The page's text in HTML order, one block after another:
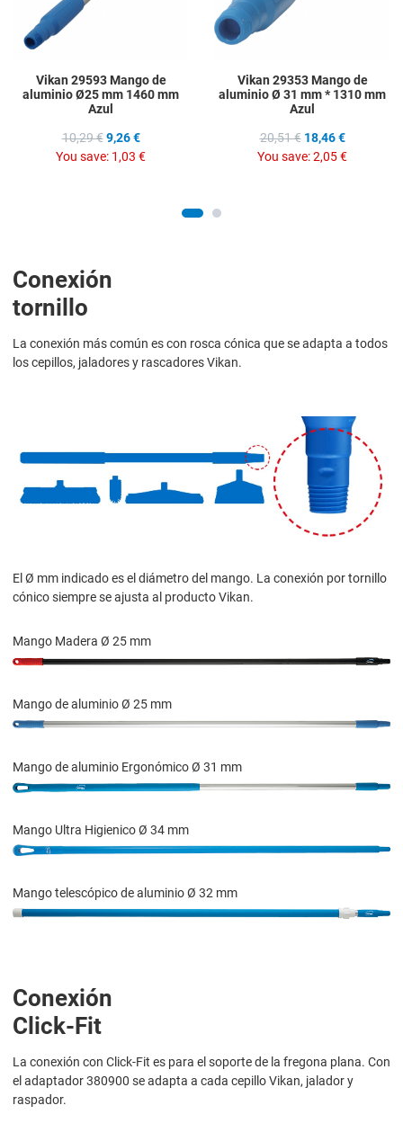
Vikan 29593 Mango de
aluminio Ø25 mm 1460 mm
Azul
10,29 € 9,26 €
You save: 1,03 €
Vikan 29353 Mango de
aluminio Ø 31 mm * 1310 mm
Azul
20,51 € 18,46 €
You save:2,05 €
Conexión
tornillo
La conexión más común es con rosca cónica que se adapta a todos
los cepillos, jaladores y rascadores Vikan.
El Ø mm indicado es el diámetro del mango. La conexión por tornillo
cónico siempre se ajusta al producto Vikan.
Mango Madera Ø 25 mm
Mango de aluminio Ø 25 mm
Mango de aluminio Ergonómico Ø 31 mm
Mango Ultra Higienico Ø 34 mm
Mango telescópico de aluminio Ø 32 mm
Conexión
Click-Fit
La conexión con Click-Fit es para el soporte de la fregona plana. Con
el adaptador 380900 se adapta a cada cepillo Vikan, jalador y
raspador.